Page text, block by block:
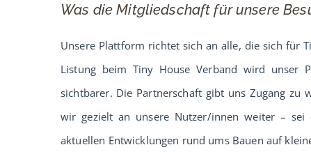
Was die Mitgliedschaft für unsere
Unsere Plattform richtet sich an alle, die sich für
Listung beim Tiny House Verband wird unser
sichtbarer. Die Partnerschaft gibt uns Zugang zu
wir gezielt an unsere Nutzer/innen weiter – sei
aktuellen Entwicklungen rund ums Bauen auf